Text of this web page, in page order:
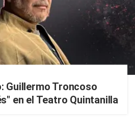
Guillermo Troncoso
en el Teatro Quintanilla